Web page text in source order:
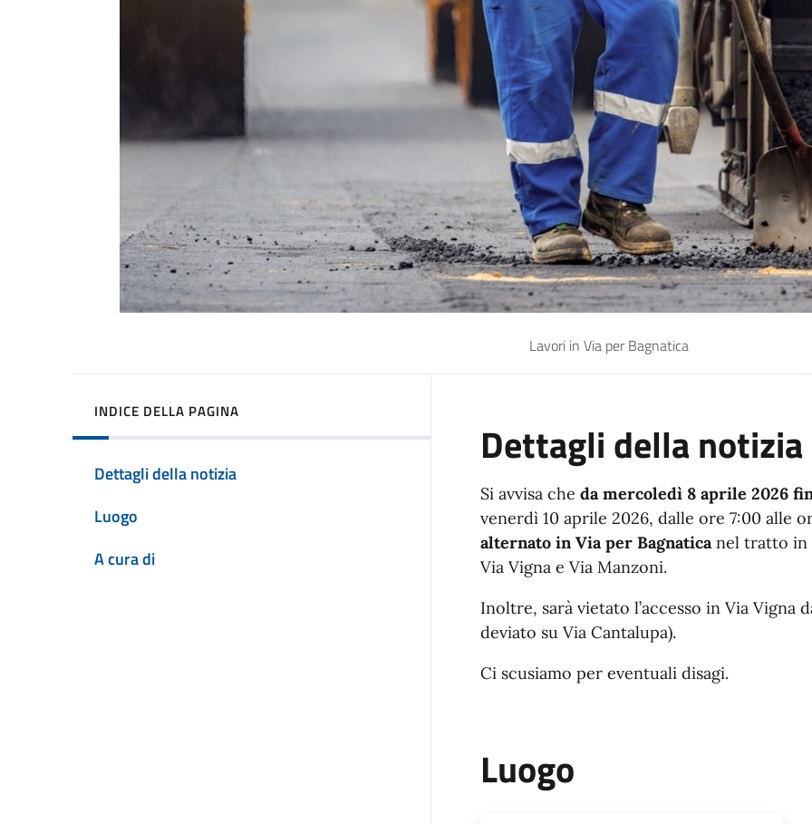
Lavori in Via per Bagnatica
INDICE DELLA PAGINA
Dettagli della notizia
Luogo
A cura di
Dettagli della notizia
Si avvisa che da mercoledì 8 aprile 2026
venerdì 10 aprile 2026, dalle ore 7:00 alle
alternato in Via per Bagnaticanel tratto in
Via Vigna e Via Manzoni.
Inoltre, sarà vietato l’accesso in Via Vigna
deviato su Via Cantalupa).
Ci scusiamo per eventuali disagi.
Luogo